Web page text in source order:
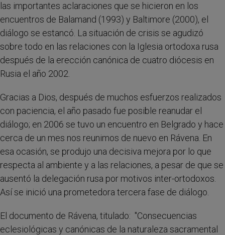
las importantes aclaraciones que se hicieron en los
encuentros de Balamand (1993) y Baltimore (2000), el
diálogo se estancó. La situación de crisis se agudizó
sobre todo en las relaciones con la Iglesia ortodoxa rusa
después de la erección canónica de cuatro diócesis en
Rusia el año 2002.
Gracias a Dios, después de muchos esfuerzos realizados
con paciencia, el año pasado fue posible reanudar el
diálogo; en 2006 se tuvo un encuentro en Belgrado y hace
cerca de un mes nos reunimos de nuevo en Rávena. En
esa ocasión, se produjo una decisiva mejora por lo que
respecta al ambiente y a las relaciones, a pesar de que se
ausentó la delegación rusa por motivos inter-ortodoxos.
Así se inició una prometedora tercera fase de diálogo.
El documento de Rávena, titulado: "Consecuencias
eclesiológicas y canónicas de la naturaleza sacramental